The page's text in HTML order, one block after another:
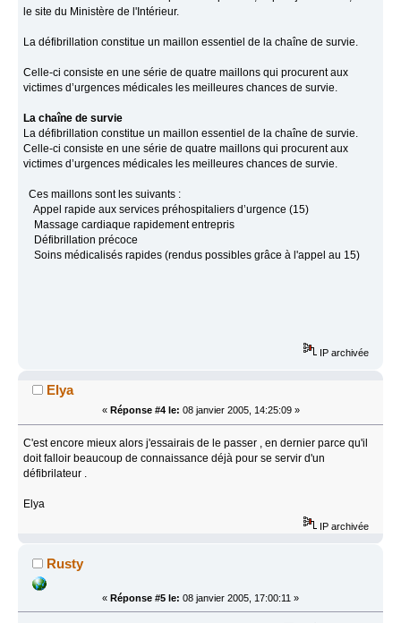
le site du Ministère de l'Intérieur.
La défibrillation constitue un maillon essentiel de la chaîne de survie.
Celle-ci consiste en une série de quatre maillons qui procurent aux
victimes d’urgences médicales les meilleures chances de survie.
La chaîne de survie
La défibrillation constitue un maillon essentiel de la chaîne de survie.
Celle-ci consiste en une série de quatre maillons qui procurent aux
victimes d’urgences médicales les meilleures chances de survie.
Ces maillons sont les suivants :
Appel rapide aux services préhospitaliers d’urgence (15)
Massage cardiaque rapidement entrepris
Défibrillation précoce
Soins médicalisés rapides (rendus possibles grâce à l'appel au 15)
IP archivée
Elya
« Réponse #4 le: 08 janvier 2005, 14:25:09 »
C'est encore mieux alors j'essairais de le passer , en dernier parce qu'il
doit falloir beaucoup de connaissance déjà pour se servir d'un
défibrilateur .
Elya
IP archivée
Rusty
« Réponse #5 le: 08 janvier 2005, 17:00:11 »